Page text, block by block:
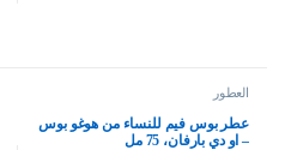
العطور
عطر بوس فيم للنساء من هوغو بوس
– او دي بارفان، 75 مل